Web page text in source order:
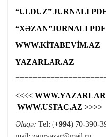
“ULDUZ” JURNALI PDF
“XƏZAN”JURNALI PDF
WWW.KİTABEVİM.AZ
YAZARLAR.AZ
<<<<
WWW.USTAC.AZ >>>>
Əlaqə: Tel: (+994) 70-390-